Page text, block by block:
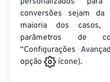
conversões sejam
maioria dos
parâmetros de
“Configurações
opção
ícone).